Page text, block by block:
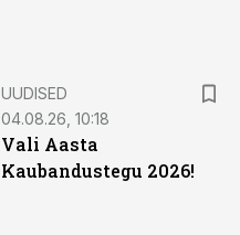
UUDISED
04.08.26, 10:18
Vali Aasta
Kaubandustegu 2026!